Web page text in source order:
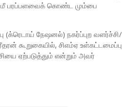
பரப்பளவைக் கொண்ட மும்பை
நேஷனல்) நகர்ப்புற வளர்ச்சி/
கூறுகையில், சிஎம்ஏ உள்கட்டமைப்பு
ஏற்படுத்தும் என்றும் அவர்